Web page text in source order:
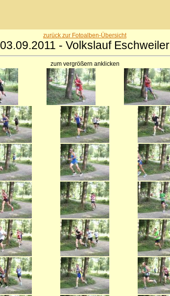
zurück zur Fotoalben-Übersicht
03.09.2011 - Volkslauf Eschweiler
zum vergrößern anklicken